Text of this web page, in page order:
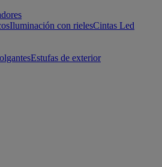
Iluminación con rielesCintas Led
Estufas de exterior